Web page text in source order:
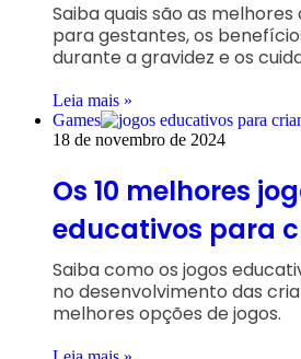
Saiba quais são as
para gestantes, os
durante a gravidez e os
Leia mais »
Games
18 de novembro de 2024
Os 10 melhores
educativos para
Saiba como os jogos
no desenvolvimento das
melhores opções de jogos.